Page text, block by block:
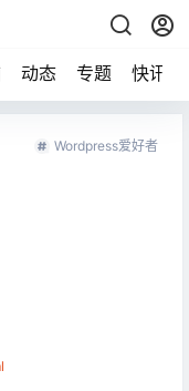
动态 专题 快讯
Wordpress爱好者